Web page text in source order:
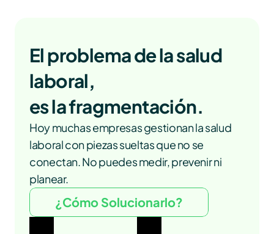
El problema de la salud
laboral,
es la fragmentación.
Hoy muchas empresas gestionan la salud
laboral con piezas sueltas que no se
conectan. No puedes medir, prevenir ni
planear.
¿Cómo Solucionarlo?